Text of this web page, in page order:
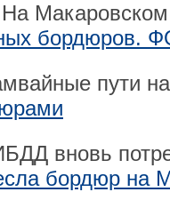
На
бордюров.
пути
вновь
бордюр на